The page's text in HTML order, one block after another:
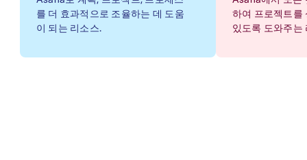
를 더 효과적으로 조율하는 데 도움
이 되는 리소스.
하여 프로젝트를
있도록 도와주는